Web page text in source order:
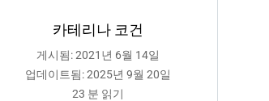
카테리나 코건
게시됨: 2021년 6월 14일
업데이트됨: 2025년 9월 20일
23 분 읽기